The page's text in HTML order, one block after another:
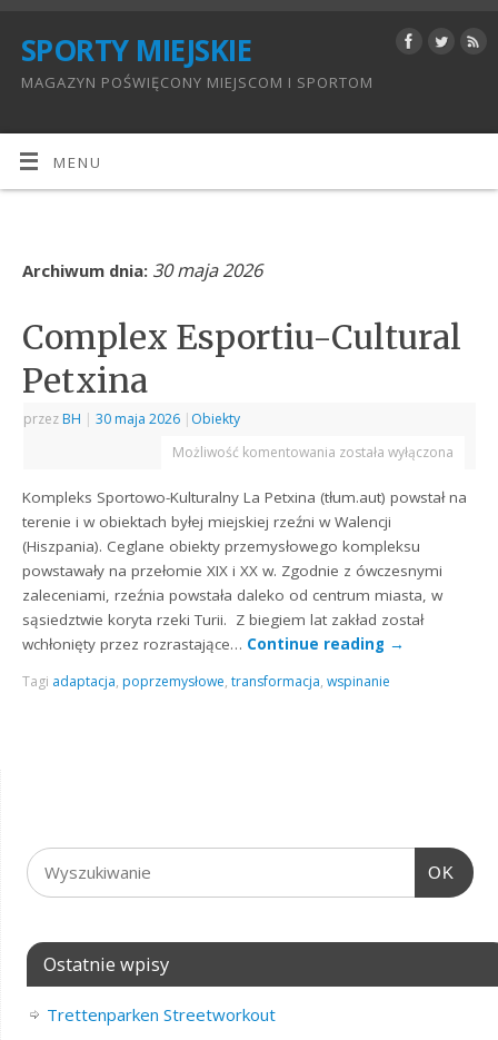
SPORTY MIEJSKIE
MAGAZYN POŚWIĘCONY MIEJSCOM I SPORTOM
MENU
Archiwum dnia: 30 maja 2026
Complex Esportiu-Cultural
Petxina
przez BH | 30 maja 2026 | Obiekty
Możliwość komentowania została wyłączona
Kompleks Sportowo-Kulturalny La Petxina (tłum.aut) powstał na
terenie i w obiektach byłej miejskiej rzeźni w Walencji
(Hiszpania). Ceglane obiekty przemysłowego kompleksu
powstawały na przełomie XIX i XX w. Zgodnie z ówczesnymi
zaleceniami, rzeźnia powstała daleko od centrum miasta, w
sąsiedztwie koryta rzeki Turii. Z biegiem lat zakład został
wchłonięty przez rozrastające… Continue reading →
Tagi adaptacja, poprzemysłowe,transformacja,wspinanie
OK
Ostatnie wpisy
Trettenparken Streetworkout